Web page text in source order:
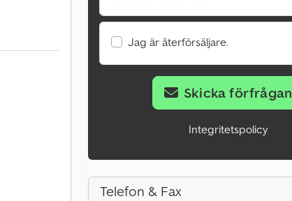
Jag är återförsäljare.
Skicka förfrågan
Integritetspolicy
Telefon & Fax